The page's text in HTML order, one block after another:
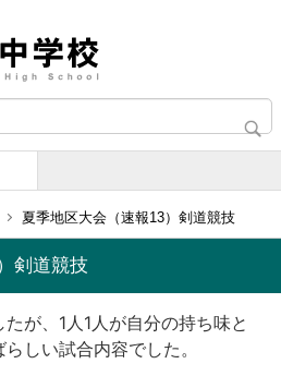
夏季地区大会（速報13）剣道競技
剣道競技
が、 1人1人が自分の持ち味と
らしい試合内容でした。